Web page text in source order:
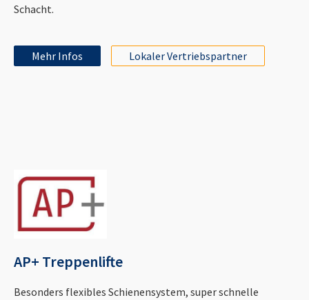
Schacht.
Mehr Infos Lokaler Vertriebspartner
AP+ Treppenlifte
Besonders flexibles Schienensystem, super schnelle